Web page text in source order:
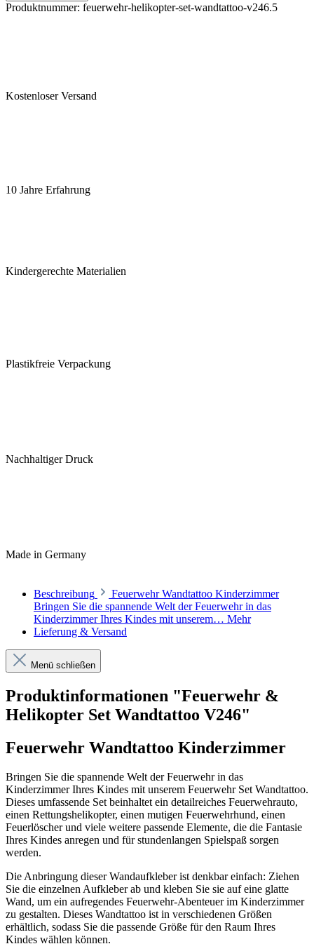
Produktnummer: feuerwehr-helikopter-set-wandtattoo-v246.5
Kostenloser Versand
10 Jahre Erfahrung
Kindergerechte Materialien
Plastikfreie Verpackung
Nachhaltiger Druck
Made in Germany
Beschreibung
Feuerwehr Wandtattoo Kinderzimmer
Bringen Sie die spannende Welt der Feuerwehr in das
Kinderzimmer Ihres Kindes mit unserem… Mehr
Lieferung & Versand
Menü schließen
Produktinformationen "Feuerwehr &
Helikopter Set Wandtattoo V246"
Feuerwehr Wandtattoo Kinderzimmer
Bringen Sie die spannende Welt der Feuerwehr in das
Kinderzimmer Ihres Kindes mit unserem Feuerwehr Set Wandtattoo.
Dieses umfassende Set beinhaltet ein detailreiches Feuerwehrauto,
einen Rettungshelikopter, einen mutigen Feuerwehrhund, einen
Feuerlöscher und viele weitere passende Elemente, die die Fantasie
Ihres Kindes anregen und für stundenlangen Spielspaß sorgen
werden.
Die Anbringung dieser Wandaufkleber ist denkbar einfach: Ziehen
Sie die einzelnen Aufkleber ab und kleben Sie sie auf eine glatte
Wand, um ein aufregendes Feuerwehr-Abenteuer im Kinderzimmer
zu gestalten. Dieses Wandtattoo ist in verschiedenen Größen
erhältlich, sodass Sie die passende Größe für den Raum Ihres
Kindes wählen können.